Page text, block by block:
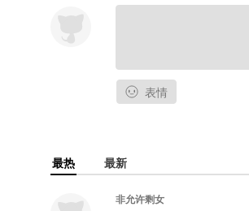
制作：声音气球@声音气球
作词：马小瞳@马小瞳
母带/监制：小槿@小槿槿槿
策划：古月丽莎@古月丽莎玛
表情
最热 最新
非允许剩女